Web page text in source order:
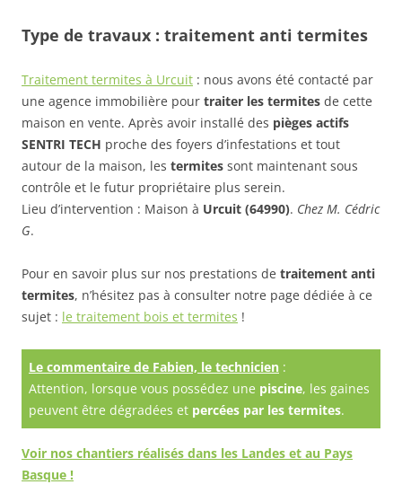
Type de travaux : traitement anti termites
Traitement termites à Urcuit : nous avons été contacté par
une agence immobilière pour traiter les termites de cette
maison en vente. Après avoir installé des pièges actifs
SENTRI TECH proche des foyers d’infestations et tout
autour de la maison, les termites sont maintenant sous
contrôle et le futur propriétaire plus serein.
Lieu d’intervention : Maison à Urcuit (64990). Chez M. Cédric
G.
Pour en savoir plus sur nos prestations de traitement anti
termites, n’hésitez pas à consulter notre page dédiée à ce
sujet : le traitement bois et termites !
Le commentaire de Fabien, le technicien :
Attention, lorsque vous possédez une piscine, les gaines
peuvent être dégradées et percées par les termites.
Voir nos chantiers réalisés dans les Landes et au Pays
Basque !